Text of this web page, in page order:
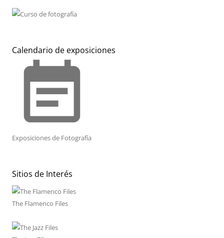
Calendario de exposiciones
event_note
Exposiciones de Fotografía
Sitios de Interés
The Flamenco Files